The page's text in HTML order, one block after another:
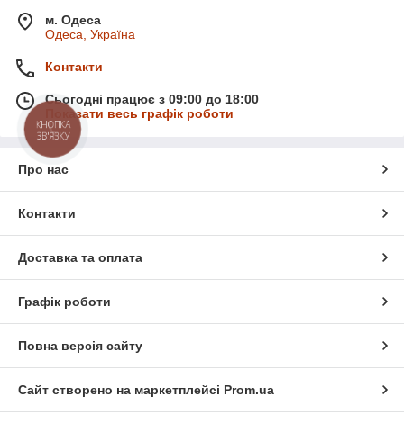
м. Одеса
Одеса, Україна
Контакти
Сьогодні працює з 09:00 до 18:00
Показати весь графік роботи
Про нас
Контакти
Доставка та оплата
Графік роботи
Повна версія сайту
Сайт створено на маркетплейсі Prom.ua
КНОПКА
ЗВ'ЯЗКУ